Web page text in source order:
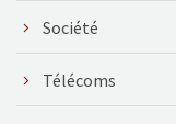
Société
Télécoms